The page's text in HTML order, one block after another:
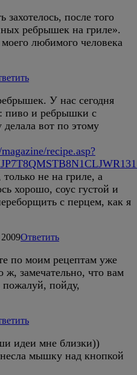
после того
ребрышек на гриле».
любимого человека
У нас сегодня
пиво и ребрышки с
вот по этому
recipe.asp?
не на гриле, а
хорошо, соус густой и
с перцем, как я
2009Ответить
по моим рецептам уже
замечательно, что вам
пожалуй, пойду,
идеи мне близки))
мышку над кнопкой